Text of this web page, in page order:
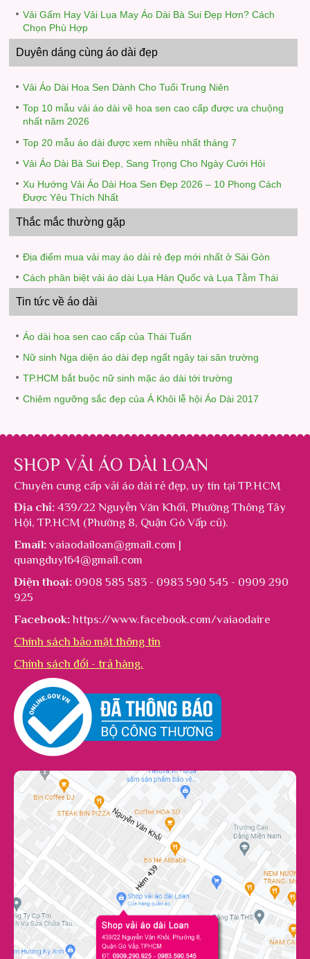
Vải Gấm Hay Vải Lụa May Áo Dài Bà Sui Đẹp Hơn? Cách
Chọn Phù Hợp
Duyên dáng cùng áo dài đẹp
Vải Áo Dài Hoa Sen Dành Cho Tuổi Trung Niên
Top 10 mẫu vải áo dài vẽ hoa sen cao cấp được ưa chuộng
nhất năm 2026
Top 20 mẫu áo dài được xem nhiều nhất tháng 7
Vải Áo Dài Bà Sui Đẹp, Sang Trọng Cho Ngày Cưới Hỏi
Xu Hướng Vải Áo Dài Hoa Sen Đẹp 2026 – 10 Phong Cách
Được Yêu Thích Nhất
Thắc mắc thường gặp
Địa điểm mua vải may áo dài rẻ đẹp mới nhất ở Sài Gòn
Cách phân biệt vải áo dài Lụa Hàn Quốc và Lụa Tằm Thái
Tin tức về áo dài
Áo dài hoa sen cao cấp của Thái Tuấn
Nữ sinh Nga diện áo dài đẹp ngất ngây tại sân trường
TP.HCM bắt buộc nữ sinh mặc áo dài tới trường
Chiêm ngưỡng sắc đẹp của Á Khôi lễ hội Áo Dài 2017
SHOP VẢI ÁO DÀI LOAN
Chuyên cung cấp vải áo dài rẻ đẹp, uy tín tại TP.HCM
Địa chỉ: 439/22 Nguyễn Văn Khối, Phường Thông Tây
Hội, TP.HCM (Phường 8, Quận Gò Vấp cũ).
Email: vaiaodailoan@gmail.com |
quangduy164@gmail.com
Điện thoại: 0908 585 583 - 0983 590 545 - 0909 290
925
Facebook: https://www.facebook.com/vaiaodaire
Chính sách bảo mật thông tin
Chính sách đổi - trả hàng.